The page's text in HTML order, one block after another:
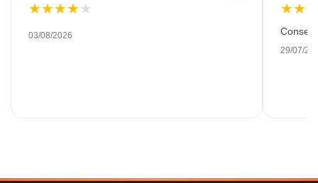
★★★★★
03/08/2026
★★
29/07/